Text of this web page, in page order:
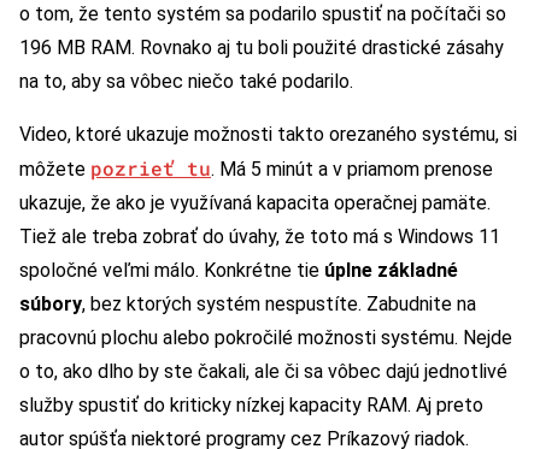
o tom, že tento systém sa podarilo spustiť na počítači so
196 MB RAM. Rovnako aj tu boli použité drastické zásahy
na to, aby sa vôbec niečo také podarilo.
Video, ktoré ukazuje možnosti takto orezaného systému, si
môžete pozrieť tu. Má 5 minút a v priamom prenose
ukazuje, že ako je využívaná kapacita operačnej pamäte.
Tiež ale treba zobrať do úvahy, že toto má s Windows 11
spoločné veľmi málo. Konkrétne tie úplne základné
súbory, bez ktorých systém nespustíte. Zabudnite na
pracovnú plochu alebo pokročilé možnosti systému. Nejde
o to, ako dlho by ste čakali, ale či sa vôbec dajú jednotlivé
služby spustiť do kriticky nízkej kapacity RAM. Aj preto
autor spúšťa niektoré programy cez Príkazový riadok.